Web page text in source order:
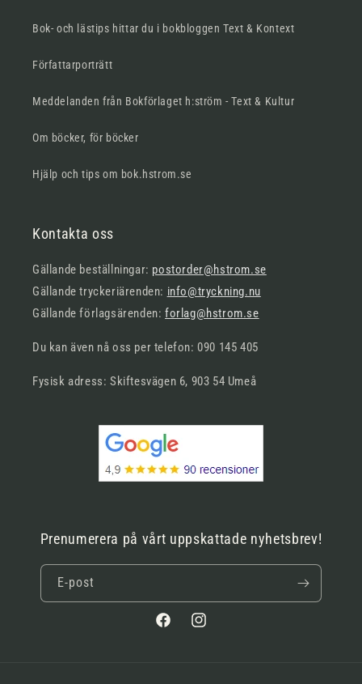
Bok- och lästips hittar du i bokbloggen Text & Kontext
Författarporträtt
Meddelanden från Bokförlaget h:ström - Text & Kultur
Om böcker, för böcker
Hjälp och tips om bok.hstrom.se
Kontakta oss
Gällande beställningar: postorder@hstrom.se
Gällande tryckeriärenden: info@tryckning.nu
Gällande förlagsärenden:forlag@hstrom.se
Du kan även nå oss per telefon: 090 145 405
Fysisk adress: Skiftesvägen 6, 903 54 Umeå
Prenumerera på vårt uppskattade nyhetsbrev!
E-post
FacebookInstagram